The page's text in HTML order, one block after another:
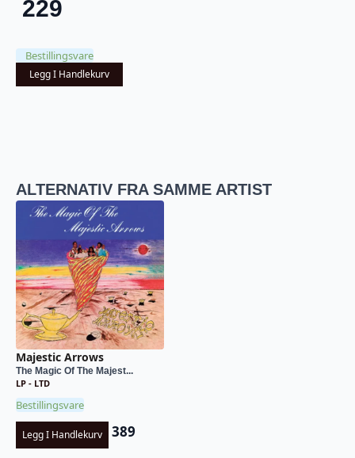
229
Bestillingsvare
Legg I Handlekurv
ALTERNATIV FRA SAMME ARTIST
Majestic Arrows
The Magic Of The Majest...
LP - LTD
Bestillingsvare
Legg I Handlekurv 389